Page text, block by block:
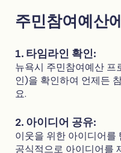
주민참여예산
1. 타임라인 확인:
뉴욕시 주민참여예산 프
인)을 확인하여 언제든
요.
2. 아이디어 공유:
이웃을 위한 아이디어
공식적으로 아이디어를